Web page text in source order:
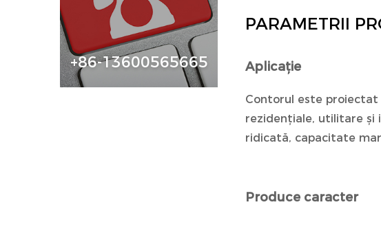
+86-13600565665
PARAMETRII
Aplicație
Contorul este proiectat
rezidențiale, utilitare și
ridicată, capacitate
Produce caracter